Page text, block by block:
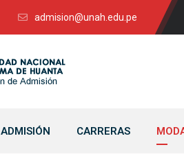
admision@unah.edu.pe
ADMISIÓN CARRERAS